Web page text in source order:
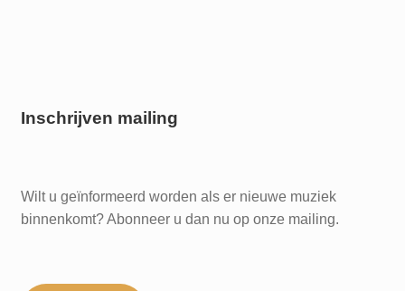
Inschrijven mailing
Wilt u geïnformeerd worden als er nieuwe muziek
binnenkomt? Abonneer u dan nu op onze mailing.